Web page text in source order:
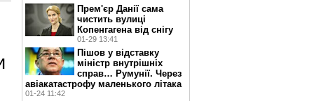
Прем'єр Данії сама
чистить вулиці
Копенгагена від снігу
01-29 13:41
Пішов у відставку
міністр внутрішніх
справ… Румунії. Через
авіакатастрофу маленького літака
01-24 11:42